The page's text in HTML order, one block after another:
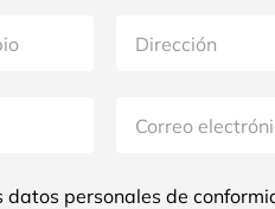
personales de